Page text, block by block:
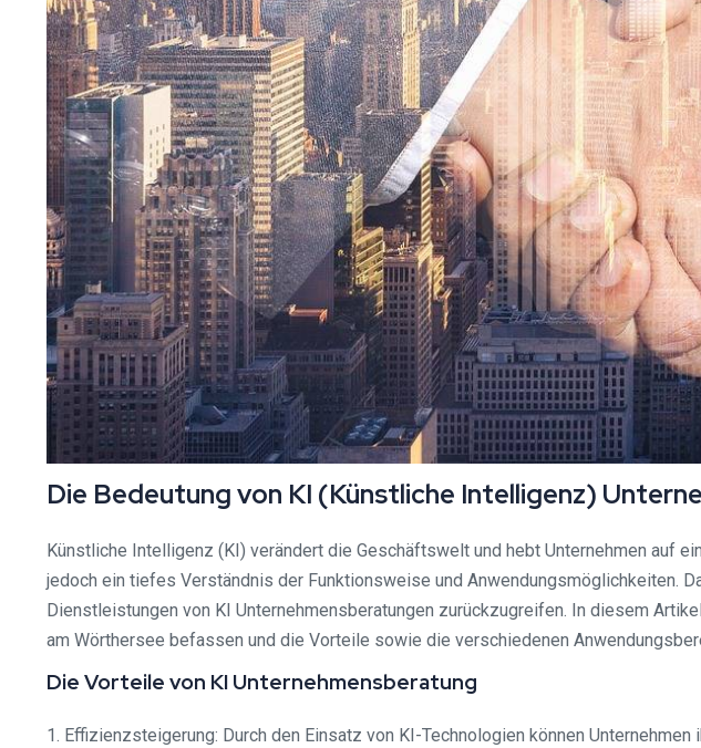
Die Bedeutung von KI (Künstliche Intelligenz)
Künstliche Intelligenz (KI) verändert die Geschäftswelt und hebt Unternehmen auf
jedoch ein tiefes Verständnis der Funktionsweise und Anwendungsmöglichkeiten.
Dienstleistungen von KI Unternehmensberatungen zurückzugreifen. In diesem
am Wörthersee befassen und die Vorteile sowie die verschiedenen
Die Vorteile von KI Unternehmensberatung
1. Effizienzsteigerung: Durch den Einsatz von KI-Technologien können